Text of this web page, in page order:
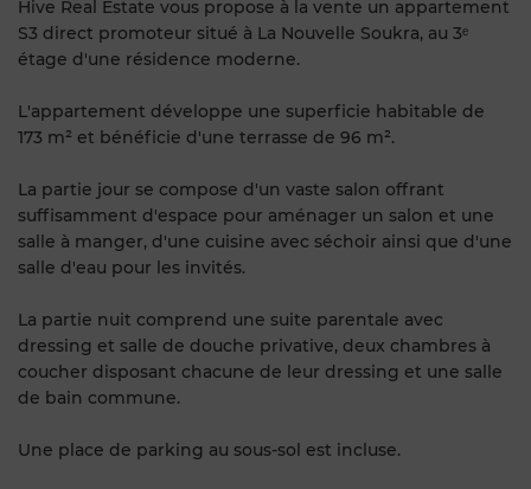
Hive Real Estate vous propose à la vente un appartement
S3 direct promoteur situé à La Nouvelle Soukra, au 3ᵉ
étage d'une résidence moderne.
L'appartement développe une superficie habitable de
173 m² et bénéficie d'une terrasse de 96 m².
La partie jour se compose d'un vaste salon offrant
suffisamment d'espace pour aménager un salon et une
salle à manger, d'une cuisine avec séchoir ainsi que d'une
salle d'eau pour les invités.
La partie nuit comprend une suite parentale avec
dressing et salle de douche privative, deux chambres à
coucher disposant chacune de leur dressing et une salle
de bain commune.
Une place de parking au sous-sol est incluse.